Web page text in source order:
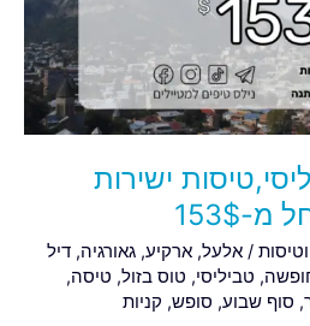
ישירות
153$
/ אלעל, ארקיע, גאורגיה, דיל
, טביליסי, טוס בזול, טיסה,
, סוף שבוע, סופש, קניות